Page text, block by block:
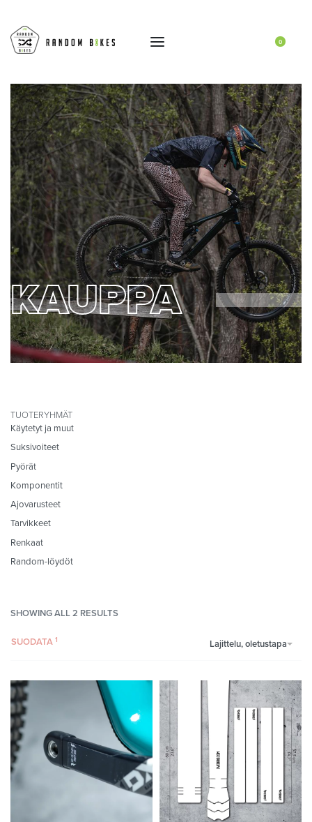
0
KAUPPA
TUOTERYHMÄT
Käytetyt ja muut
Suksivoiteet
Pyörät
Komponentit
Ajovarusteet
Tarvikkeet
Renkaat
Random-löydöt
SHOWING ALL 2 RESULTS
Lajittelu, oletustapa
SUODATA